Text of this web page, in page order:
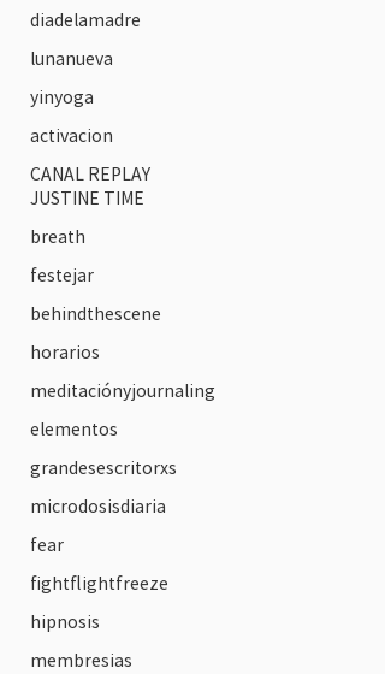
diadelamadre
lunanueva
yinyoga
activacion
CANAL REPLAY
JUSTINE TIME
breath
festejar
behindthescene
horarios
meditaciónyjournaling
elementos
grandesescritorxs
microdosisdiaria
fear
fightflightfreeze
hipnosis
membresias